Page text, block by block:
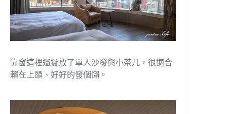
靠窗這裡還擺放了單人沙發與小茶几，很適合
賴在上頭、好好的發個懶。